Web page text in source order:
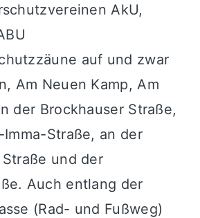
AkU,
auf und zwar
Am Neuen Kamp, Am
der Brockhauser Straße,
Straße, an der
und der
Auch entlang der
(Rad- und Fußweg)